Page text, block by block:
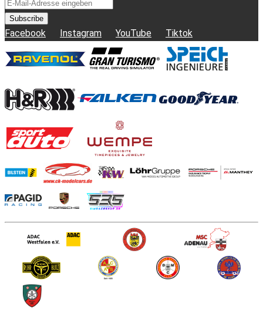
Subscribe
Facebook Instagram YouTube Tiktok